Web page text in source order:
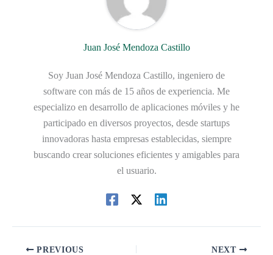
Juan José Mendoza Castillo
Soy Juan José Mendoza Castillo, ingeniero de
software con más de 15 años de experiencia. Me
especializo en desarrollo de aplicaciones móviles y he
participado en diversos proyectos, desde startups
innovadoras hasta empresas establecidas, siempre
buscando crear soluciones eficientes y amigables para
el usuario.
PREVIOUS NEXT